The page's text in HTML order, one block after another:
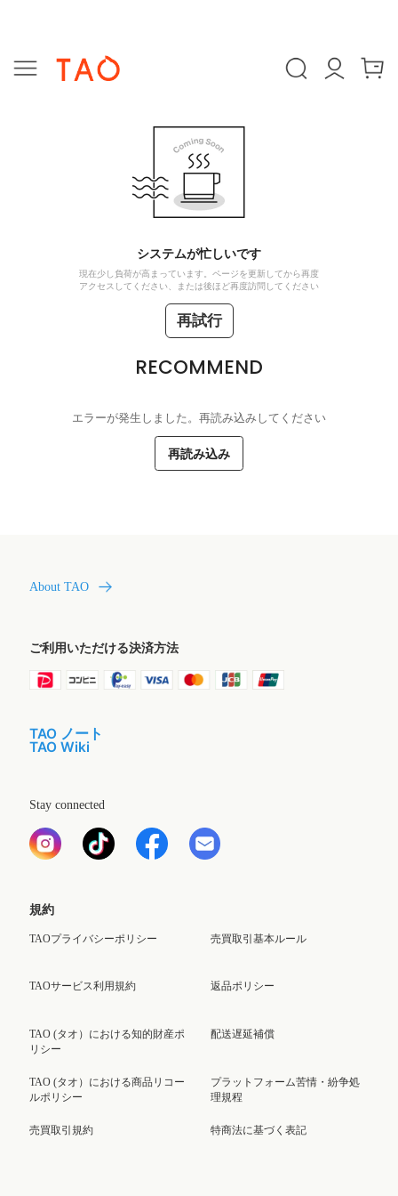
システムが忙しいです
現在少し負荷が高まっています。ページを更新してから再度
アクセスしてください、または後ほど再度訪問してください
再試行
RECOMMEND
エラーが発生しました。再読み込みしてください
再読み込み
About TAO
ご利用いただける決済方法
TAO ノート
TAO Wiki
Stay connected
規約
TAOプライバシーポリシー
TAOサービス利用規約
TAO (タオ）における知的財産ポ
リシー
TAO (タオ）における商品リコー
ルポリシー
売買取引規約
売買取引基本ルール
返品ポリシー
配送遅延補償
プラットフォーム苦情・紛争処
理規程
特商法に基づく表記